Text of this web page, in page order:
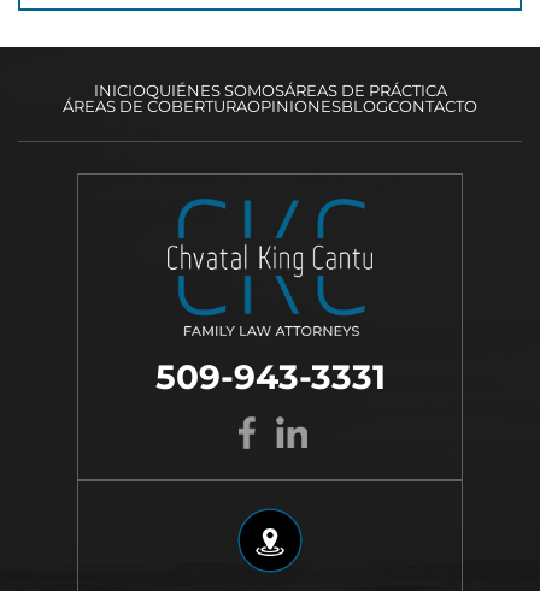
INICIOQUIÉNES SOMOSÁREAS DE PRÁCTICA
ÁREAS DE COBERTURAOPINIONESBLOGCONTACTO
509-943-3331